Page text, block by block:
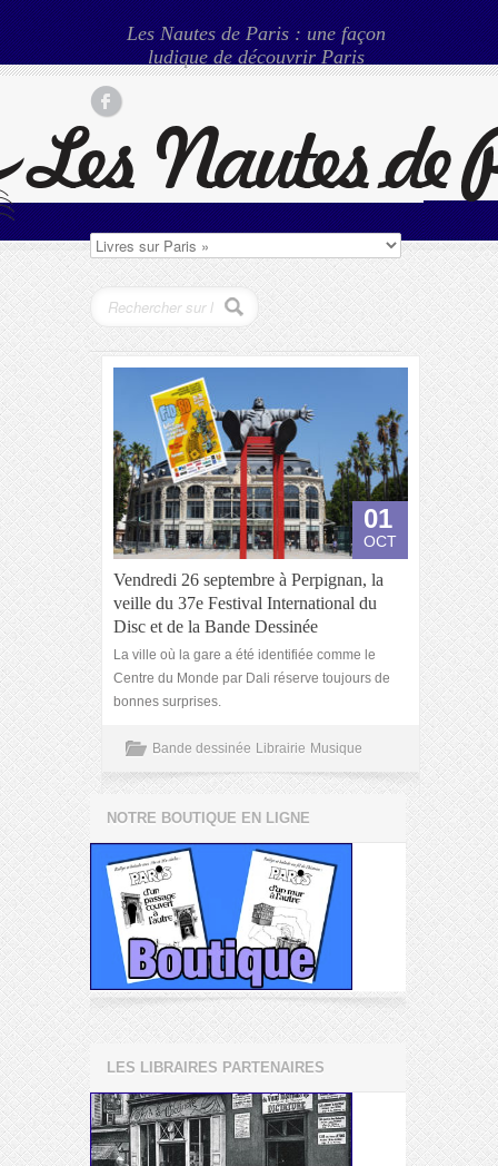
Les Nautes de Paris : une façon
ludique de découvrir Paris
01
OCT
Vendredi 26 septembre à Perpignan, la
veille du 37e Festival International du
Disc et de la Bande Dessinée
La ville où la gare a été identifiée comme le
Centre du Monde par Dali réserve toujours de
bonnes surprises.
Bande dessinée Librairie Musique
NOTRE BOUTIQUE EN LIGNE
LES LIBRAIRES PARTENAIRES